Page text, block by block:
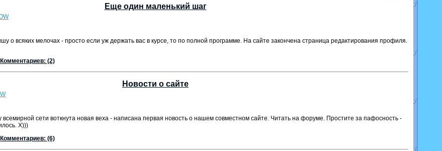
Еще один маленький шаг
о всяких мелочах - просто если уж держать вас в курсе, то по полной программе. На сайте закончена страница редактирования профиля.
Комментариев: (2)
Новости о сайте
сети воткнута новая веха - написана первая новость о нашем совместном сайте. Читать на форуме. Простите за пафосность -
Х)))
Комментариев: (6)